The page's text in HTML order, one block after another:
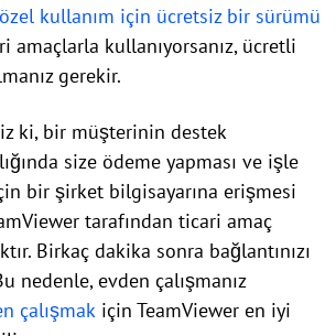
özel kullanım için ücretsiz bir sürümü
amaçlarla kullanıyorsanız, ücretli
gerekir.
ki, bir müşterinin destek
size ödeme yapması ve işle
bir şirket bilgisayarına erişmesi
tarafından ticari amaç
Birkaç dakika sonra bağlantınızı
nedenle, evden çalışmanız
çalışmak için TeamViewer en iyi